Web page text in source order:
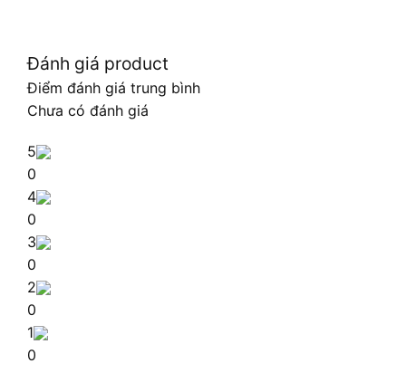
Đánh giá product
Điểm đánh giá trung bình
Chưa có đánh giá
5
0
4
0
3
0
2
0
1
0